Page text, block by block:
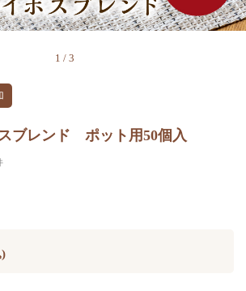
1 / 3
ブレンド ポット用50個入